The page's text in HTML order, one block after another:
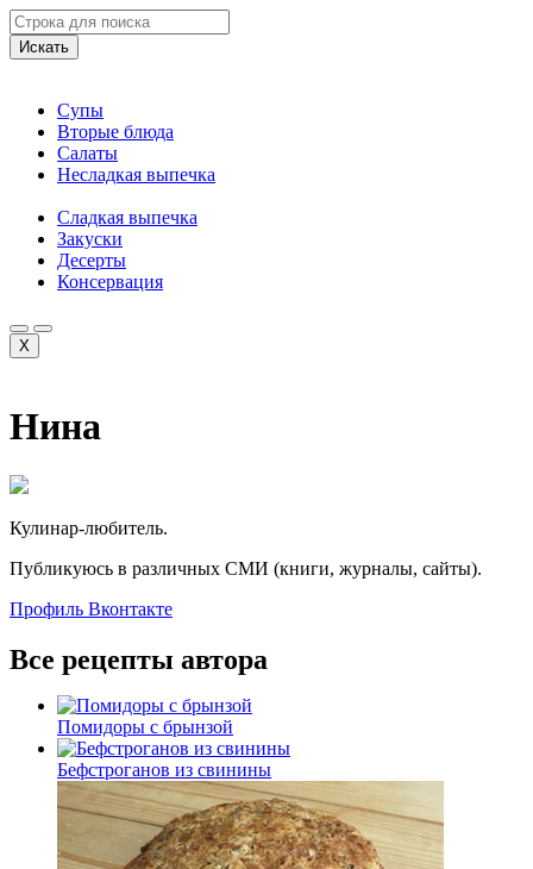
Искать
Супы
Вторые блюда
Салаты
Несладкая выпечка
Сладкая выпечка
Закуски
Десерты
Консервация
X
Нина
Кулинар-любитель.
Публикуюсь в различных СМИ (книги, журналы, сайты).
Профиль Вконтакте
Все рецепты автора
Помидоры с брынзой
Бефстроганов из свинины